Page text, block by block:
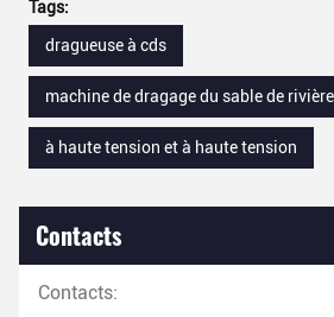
Tags:
dragueuse à cds
machine de dragage du sable de rivière
à haute tension et à haute tension
Contacts
Contacts: